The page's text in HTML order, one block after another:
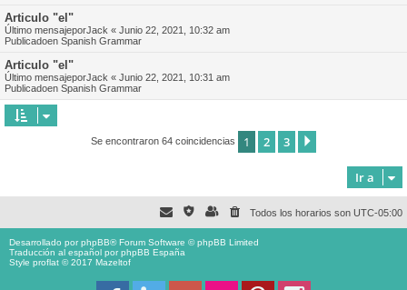
Articulo "el"
Último mensajeporJack « Junio 22, 2021, 10:32 am
Publicadoen Spanish Grammar
Articulo "el"
Último mensajeporJack « Junio 22, 2021, 10:31 am
Publicadoen Spanish Grammar
Se encontraron 64 coincidencias 1 2 3
Ir a
Todos los horarios son UTC-05:00
Desarrollado porphpBB® Forum Software © phpBB Limited
Traducción al español porphpBB España
Style proflat © 2017 Mazeltof